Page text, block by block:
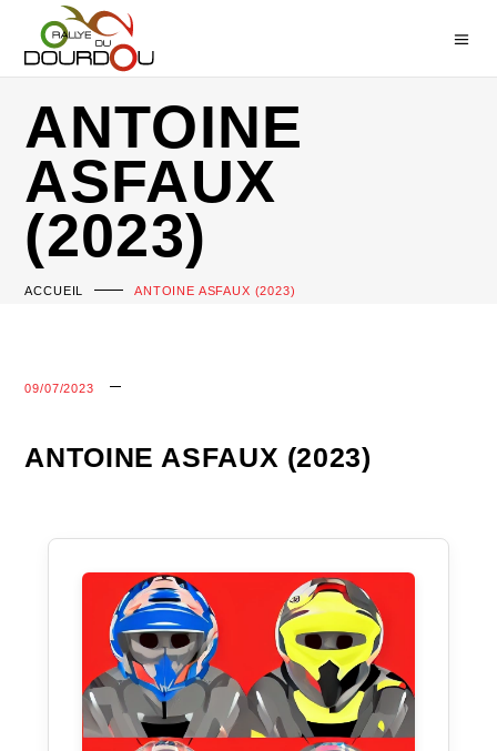
ANTOINE
ASFAUX
(2023)
ACCUEIL ANTOINE ASFAUX (2023)
09/07/2023
ANTOINE ASFAUX (2023)